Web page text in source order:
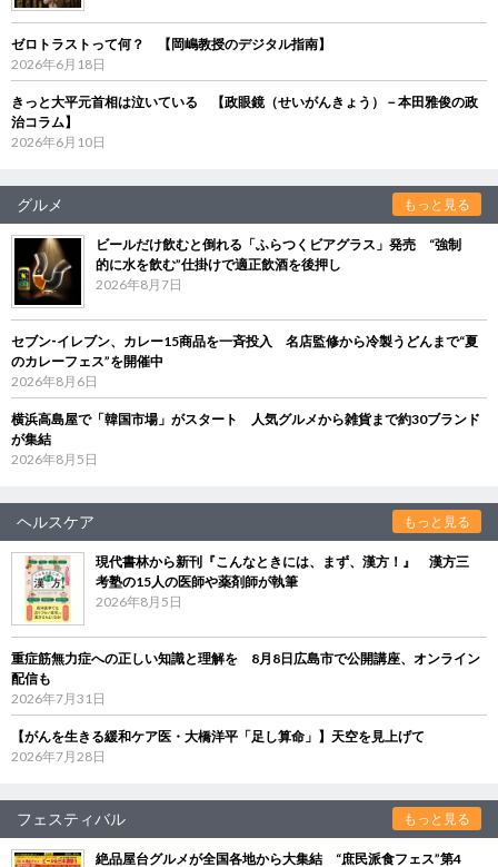
ゼロトラストって何？ 【岡嶋教授のデジタル指南】
2026年6月18日
きっと大平元首相は泣いている 【政眼鏡（せいがんきょう）－本田雅俊の政
治コラム】
2026年6月10日
グルメ もっと見る
ビールだけ飲むと倒れる「ふらつくビアグラス」発売 “強制
的に水を飲む”仕掛けで適正飲酒を後押し
2026年8月7日
セブン‐イレブン、カレー15商品を一斉投入 名店監修から冷製うどんまで“夏
のカレーフェス”を開催中
2026年8月6日
横浜高島屋で「韓国市場」がスタート 人気グルメから雑貨まで約30ブランド
が集結
2026年8月5日
ヘルスケア もっと見る
現代書林から新刊『こんなときには、まず、漢方！』 漢方三
考塾の15人の医師や薬剤師が執筆
2026年8月5日
重症筋無力症への正しい知識と理解を 8月8日広島市で公開講座、オンライン
配信も
2026年7月31日
【がんを生きる緩和ケア医・大橋洋平「足し算命」】天空を見上げて
2026年7月28日
フェスティバル もっと見る
絶品屋台グルメが全国各地から大集結 “庶民派食フェス”第4